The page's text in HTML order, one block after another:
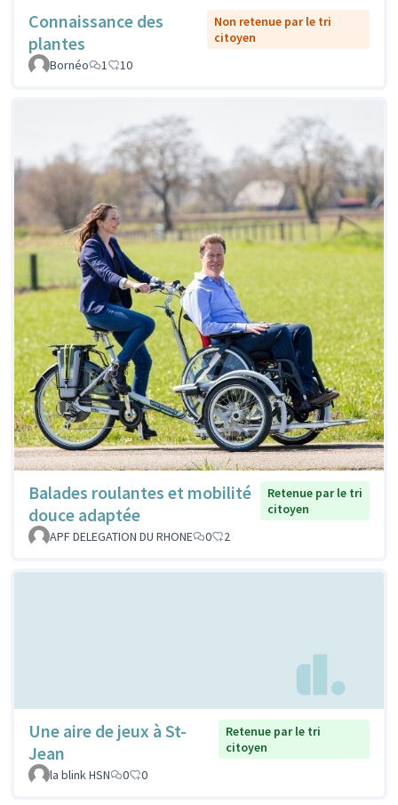
Connaissance des
plantes
Non retenue par le tri
citoyen
Bornéo
1 10
Balades roulantes et mobilité
douce adaptée
Retenue par le tri
citoyen
APF DELEGATION DU RHONE
0 2
Une aire de jeux à St-
Jean
Retenue par le tri
citoyen
la blink HSN
0 0